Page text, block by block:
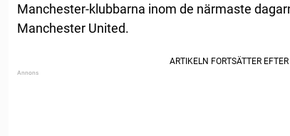
Manchester-klubbarna inom de närmaste
Manchester United.